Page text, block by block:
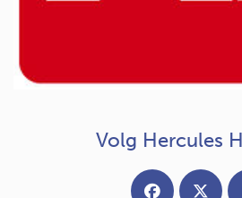
Volg Hercules